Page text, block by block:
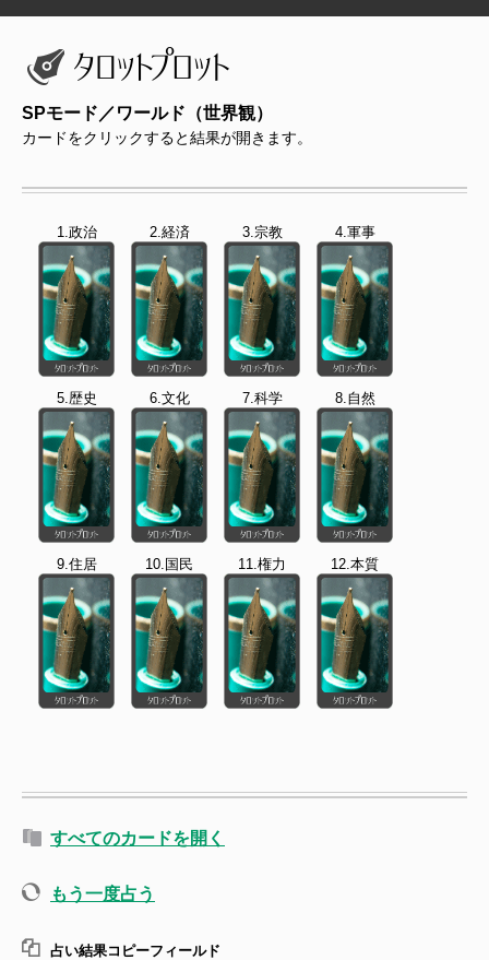
SPモード／ワールド（世界観）
カードをクリックすると結果が開きます。
1.政治 2.経済 3.宗教 4.軍事
5.歴史 6.文化 7.科学 8.自然
9.住居 10.国民 11.権力 12.本質
すべてのカードを開く
もう一度占う
占い結果コピーフィールド